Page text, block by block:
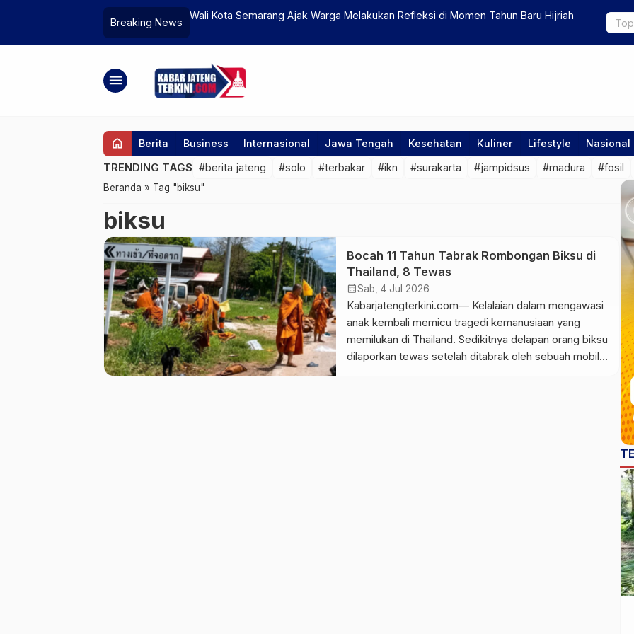
Breaking News
Wali Kota Semarang Ajak Warga Melakukan Refleksi di Momen Tahun Baru Hijriah
Menteri-
Indonesia
menu
home Berita Business Internasional Jawa Tengah Kesehatan Kuliner Lifestyle Nasional
TRENDING TAGS #berita jateng #solo #terbakar #ikn #surakarta #jampidsus #madura #fosil
Beranda » Tag "biksu"
biksu
Bocah 11 Tahun Tabrak Rombongan Biksu di
Thailand, 8 Tewas
calendar_monthSab, 4 Jul 2026
Kabarjatengterkini.com— Kelalaian dalam mengawasi
anak kembali memicu tragedi kemanusiaan yang
memilukan di Thailand. Sedikitnya delapan orang biksu
dilaporkan tewas setelah ditabrak oleh sebuah mobil